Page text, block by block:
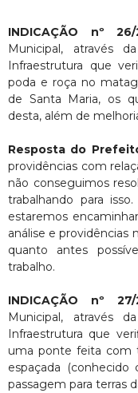
INDICAÇÃO nº 26/
Municipal, através
Infraestrutura que
poda e roça no
de Santa Maria, os
desta, além de
Resposta do
providências com
não conseguimos
trabalhando para
estaremos
análise e providências
quanto antes
trabalho.
INDICAÇÃO nº 27/
Municipal, através
Infraestrutura que
uma ponte feita com
espaçada (conhecido
passagem para terras